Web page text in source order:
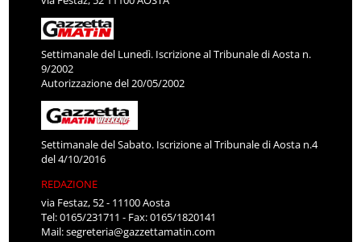
Settimanale del Lunedì. Iscrizione al Tribunale di Aosta n.
9/2002
Autorizzazione del 20/05/2002
Settimanale del Sabato. Iscrizione al Tribunale di Aosta n.4
del 4/10/2016
REDAZIONE
via Festaz, 52 - 11100 Aosta
Tel: 0165/231711 - Fax: 0165/1820141
Mail:segreteria@gazzettamatin.com